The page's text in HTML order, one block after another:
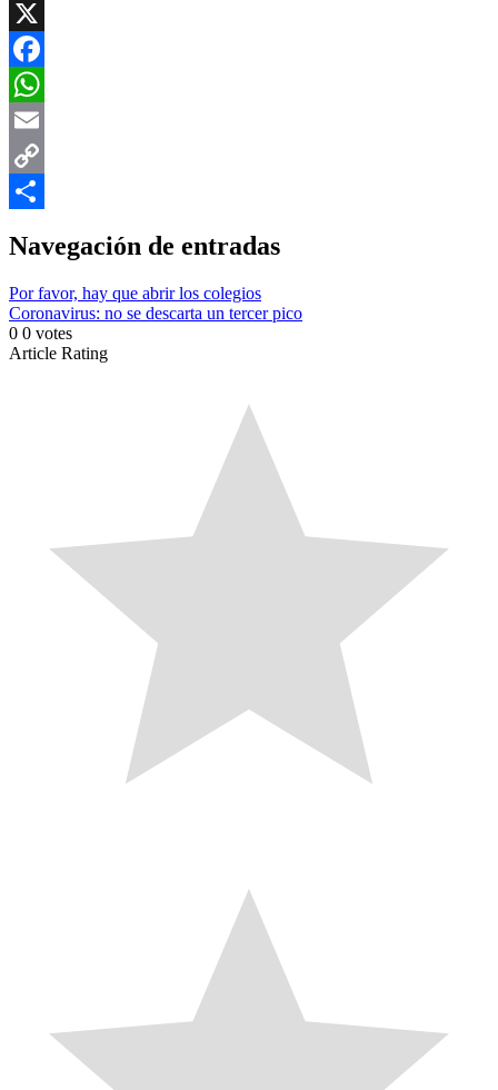
X
Facebook
WhatsApp
Email
Copy
Navegación de entradas
Por favor, hay que abrir los colegios
Coronavirus: no se descarta un tercer pico
0 0 votes
Article Rating